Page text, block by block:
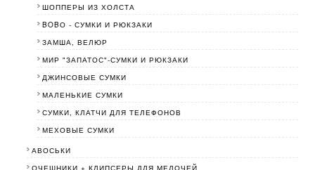
ШОППЕРЫ ИЗ ХОЛСТА
BOBО - СУМКИ И РЮКЗАКИ
ЗАМША, ВЕЛЮР
МИР "ЗАПАТОС"-СУМКИ И РЮКЗАКИ
ДЖИНСОВЫЕ СУМКИ
МАЛЕНЬКИЕ СУМКИ
СУМКИ, КЛАТЧИ ДЛЯ ТЕЛЕФОНОВ
МЕХОВЫЕ СУМКИ
АВОСЬКИ
ОЧЕШНИКИ + КЛИПСЕРЫ ДЛЯ МЕЛОЧЕЙ